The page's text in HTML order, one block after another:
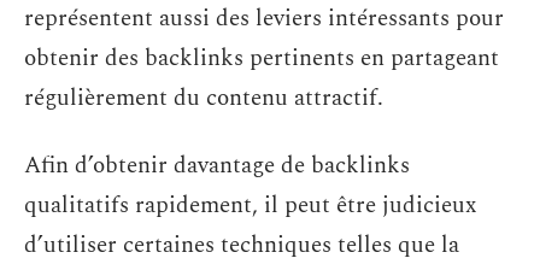
représentent aussi des leviers intéressants pour
obtenir des backlinks pertinents en partageant
régulièrement du contenu attractif.
Afin d’obtenir davantage de backlinks
qualitatifs rapidement, il peut être judicieux
d’utiliser certaines techniques telles que la